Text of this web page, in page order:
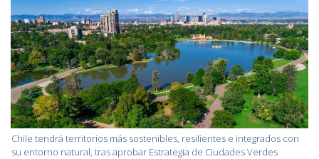
Chile tendrá territorios más sostenibles, resilientes e integrados con
su entorno natural, tras aprobar Estrategia de Ciudades Verdes